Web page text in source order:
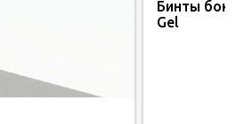
Бинты
Gel